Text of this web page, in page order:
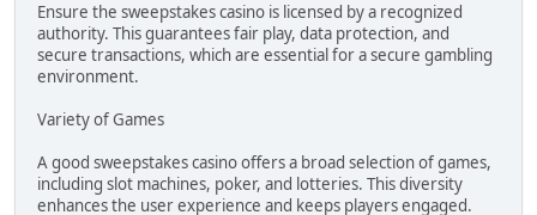
Ensure the sweepstakes casino is licensed by a recognized
authority. This guarantees fair play, data protection, and
secure transactions, which are essential for a secure gambling
environment.
Variety of Games
A good sweepstakes casino offers a broad selection of games,
including slot machines, poker, and lotteries. This diversity
enhances the user experience and keeps players engaged.